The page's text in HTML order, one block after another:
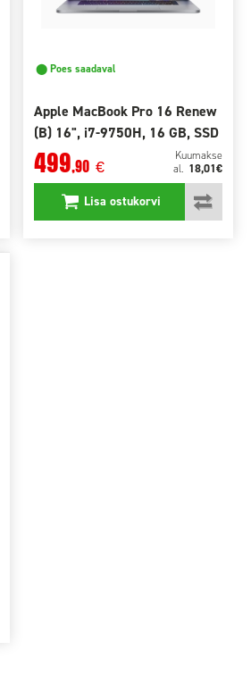
⬤ Poes saadaval
Apple MacBook Pro 16 Renew
(B) 16", i7-9750H, 16 GB, SSD
512 GB
499,90 €
Kuumakse
al. 18,01€
Lisa ostukorvi